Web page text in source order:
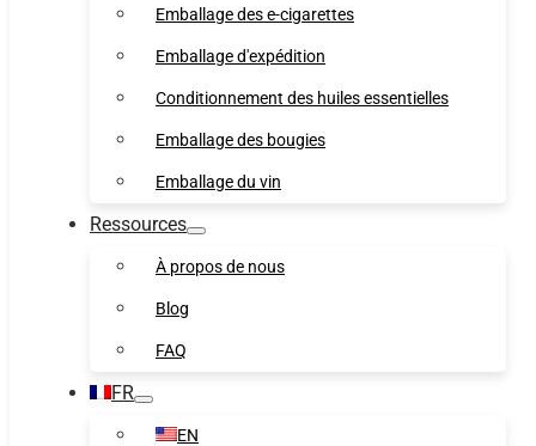
Emballage des e-cigarettes
Emballage d'expédition
Conditionnement des huiles essentielles
Emballage des bougies
Emballage du vin
Ressources
À propos de nous
Blog
FAQ
FR
EN